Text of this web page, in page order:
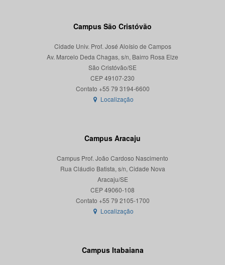
Campus São Cristóvão
Cidade Univ. Prof. José Aloísio de Campos
Av. Marcelo Deda Chagas, s/n, Bairro Rosa Elze
São Cristóvão/SE
CEP 49107-230
Localização
Campus Aracaju
Campus Prof. João Cardoso Nascimento
Rua Cláudio Batista, s/n, Cidade Nova
Aracaju/SE
CEP 49060-108
Localização
Campus Itabaiana